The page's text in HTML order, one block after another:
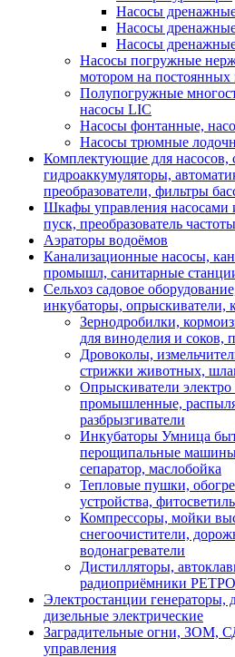
Насосы
Насосы
Насосы
Насосы погружные
мотором на постоянных
Полупогружные
насосы LIC
Насосы фонтанные,
Насосы трюмные
Комплектующие для насосов,
гидроаккумуляторы,
преобразователи, фильтры
Шкафы управления насосами
пуск, преобразователь
Аэраторы водоёмов
Канализационные насосы,
промышл, санитарные
Сельхоз садовое
инкубаторы, опрыскиватели,
Зернодробилки,
для виноделия и соков,
Дровоколы,
стрижки животных,
Опрыскиватели
промышленные,
разбрызгиватели
Инкубаторы Умница
перощипальные
сепаратор, маслобойка
Тепловые пушки,
устройства,
Компрессоры, мойки
снегоочистители,
водонагреватели
Дистилляторы,
радиоприёмники РЕТРО
Электростанции генераторы,
дизельные электрические
Заградительные огни, ЗОМ,
управления